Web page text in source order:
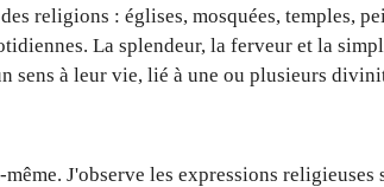
religions : églises, mosquées, temples,
La splendeur, la ferveur et la
sens à leur vie, lié à une ou plusieurs
J'observe les expressions